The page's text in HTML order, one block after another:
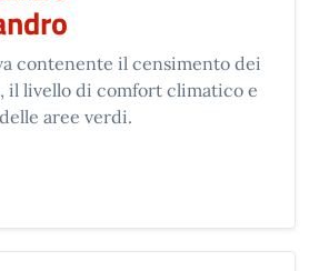
contenente il censimento dei
livello di comfort climatico e
aree verdi.
DEI RIFUGI BIOCLIMATICI –